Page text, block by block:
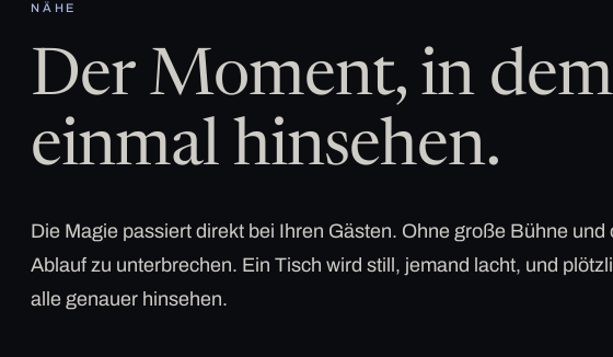
NÄHE
Der Moment, in
einmal hinsehen.
Die Magie passiert direkt bei Ihren Gästen. Ohne große Bühne und
Ablauf zu unterbrechen. Ein Tisch wird still, jemand lacht, und
alle genauer hinsehen.